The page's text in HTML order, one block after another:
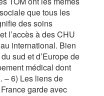
que tous les
des soins
l’accès à des CHU
international. Bien
sud et d’Europe de
médical dont
– 6) Les liens de
garde avec